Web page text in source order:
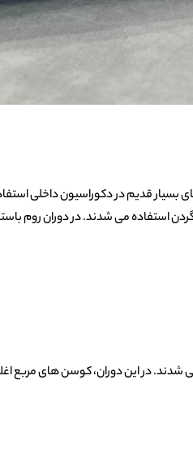
بسیار قدیم در دکوراسیون داخلی
استفاده می شدند. در دوران روم
در این دوران، کوسن های مربع